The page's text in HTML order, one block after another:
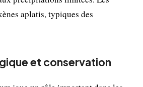
aplatis, typiques des
et conservation